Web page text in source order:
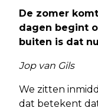
De zomer
dagen begint
buiten is dat
Jop van Gils
We zitten
dat betekent